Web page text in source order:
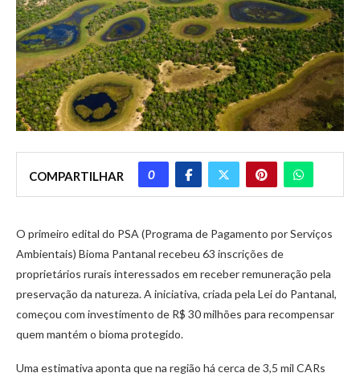
COMPARTILHAR 0
O primeiro edital do PSA (Programa de Pagamento por Serviços
Ambientais) Bioma Pantanal recebeu 63 inscrições de
proprietários rurais interessados em receber remuneração pela
preservação da natureza. A iniciativa, criada pela Lei do Pantanal,
começou com investimento de R$ 30 milhões para recompensar
quem mantém o bioma protegido.
Uma estimativa aponta que na região há cerca de 3,5 mil CARs